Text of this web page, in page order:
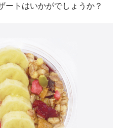
ートはいかがでしょうか？